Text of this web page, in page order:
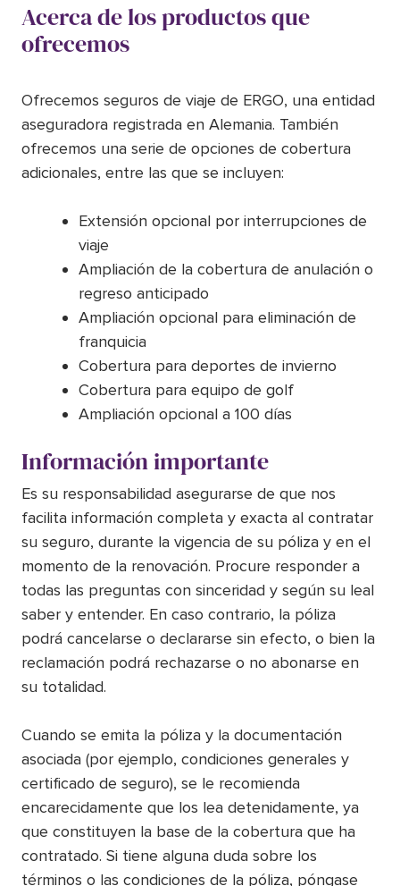
Acerca de los productos que
ofrecemos
Ofrecemos seguros de viaje de ERGO, una entidad
aseguradora registrada en Alemania. También
ofrecemos una serie de opciones de cobertura
adicionales, entre las que se incluyen:
Extensión opcional por interrupciones de
viaje
Ampliación de la cobertura de anulación o
regreso anticipado
Ampliación opcional para eliminación de
franquicia
Cobertura para deportes de invierno
Cobertura para equipo de golf
Ampliación opcional a 100 días
Información importante
Es su responsabilidad asegurarse de que nos
facilita información completa y exacta al contratar
su seguro, durante la vigencia de su póliza y en el
momento de la renovación. Procure responder a
todas las preguntas con sinceridad y según su leal
saber y entender. En caso contrario, la póliza
podrá cancelarse o declararse sin efecto, o bien la
reclamación podrá rechazarse o no abonarse en
su totalidad.
Cuando se emita la póliza y la documentación
asociada (por ejemplo, condiciones generales y
certificado de seguro), se le recomienda
encarecidamente que los lea detenidamente, ya
que constituyen la base de la cobertura que ha
contratado. Si tiene alguna duda sobre los
términos o las condiciones de la póliza, póngase